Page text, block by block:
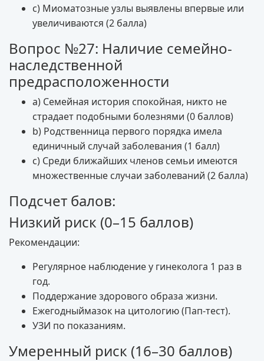
c) Миоматозные узлы выявлены впервые или
увеличиваются (2 балла)
Вопрос №27: Наличие семейно-
наследственной
предрасположенности
a) Семейная история спокойная, никто не
страдает подобными болезнями (0 баллов)
b) Родственница первого порядка имела
единичный случай заболевания (1 балл)
c) Среди ближайших членов семьи имеются
множественные случаи заболеваний (2 балла)
Подсчет балов:
Низкий риск (0–15 баллов)
Рекомендации:
Регулярное наблюдение у гинеколога 1 раз в
год.
Поддержание здорового образа жизни.
Ежегодныймазок на цитологию (Пап-тест).
УЗИ по показаниям.
Умеренный риск (16–30 баллов)